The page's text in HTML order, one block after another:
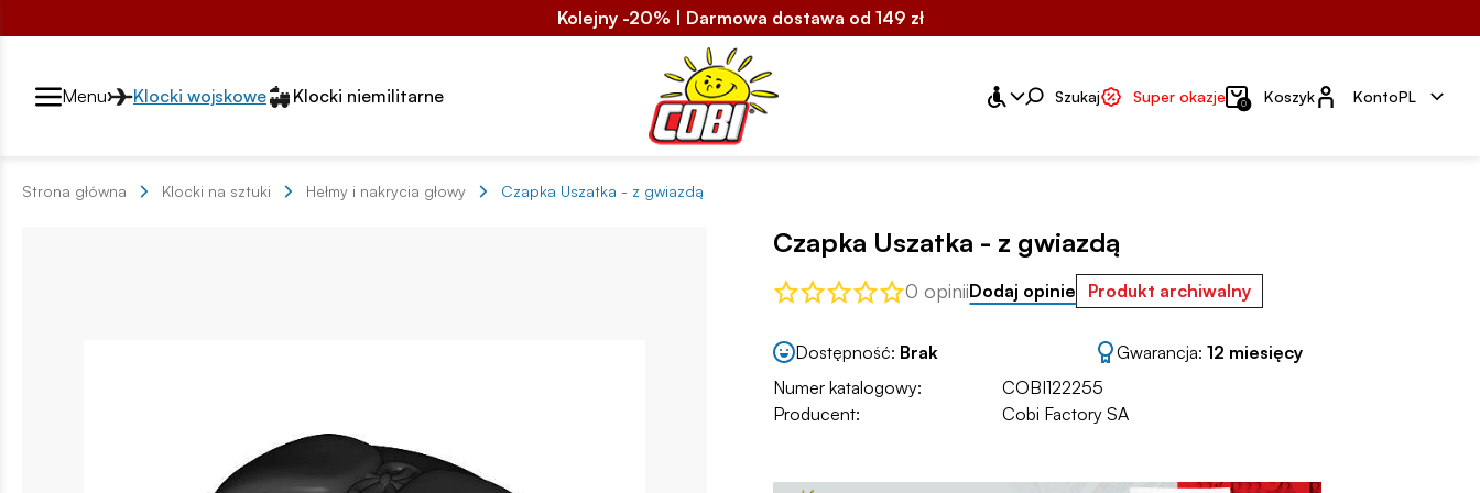
Kolejny -20% | Darmowa dostawa od 149 zł
Przełącznik segmentów2
Menu Klocki wojskowe Klocki niemilitarne Szukaj Super okazje 0 KoszykKonto
KontoPL
Strona główna Klocki na sztuki Hełmy i nakrycia głowy Czapka Uszatka - z gwiazdą
Czapka Uszatka - z gwiazdą
0 opiniiDodaj opinie Produkt archiwalny
Dostępność: Brak Gwarancja: 12 miesięcy
Numer katalogowy:
COBI122255
Producent:
Cobi Factory SA